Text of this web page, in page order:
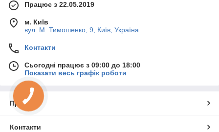
Працює з 22.05.2019
м. Київ
вул. М. Тимошенко, 9, Київ, Україна
Контакти
Сьогодні працює з 09:00 до 18:00
Показати весь графік роботи
Про нас
Контакти